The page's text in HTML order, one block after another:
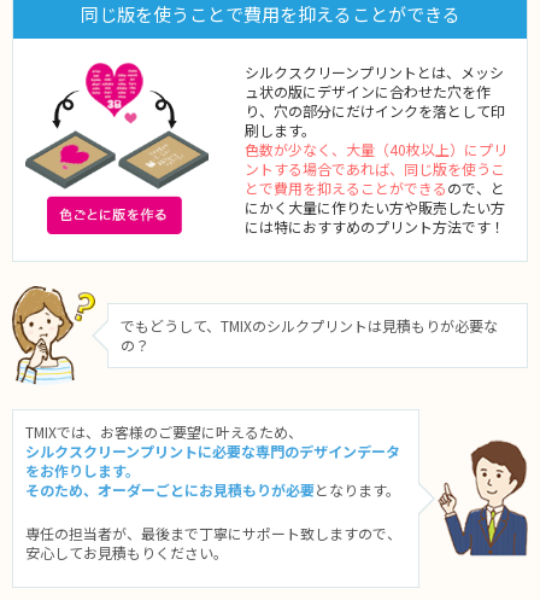
同じ版を使うことで費用を抑えることができる
シルクスクリーンプリントとは、メッシ
ュ状の版にデザインに合わせた穴を作
り、穴の部分にだけインクを落として印
刷します。
色数が少なく、大量（40枚以上）にプリ
ントする場合であれば、同じ版を使うこ
とで費用を抑えることができるので、と
にかく大量に作りたい方や販売したい方
には特におすすめのプリント方法です！
でもどうして、TMIXのシルクプリントは見積もりが必要な
の？
TMIXでは、お客様のご要望に叶えるため、
シルクスクリーンプリントに必要な専門のデザインデータ
をお作りします。
そのため、オーダーごとにお見積もりが必要となります。
専任の担当者が、最後まで丁寧にサポート致しますので、
安心してお見積もりください。